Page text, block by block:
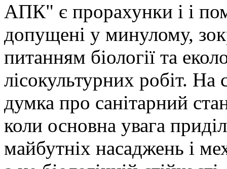
АПК" є прорахунки і і
допущені у минулому,
питанням біології та
лісокультурних робіт. На
думка про санітарний
коли основна увага
майбутніх насаджень і